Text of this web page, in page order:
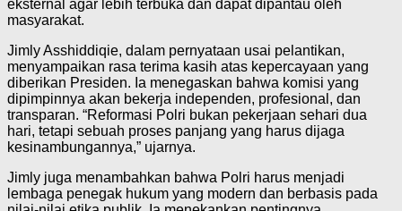
eksternal agar lebih terbuka dan dapat dipantau oleh
masyarakat.
Jimly Asshiddiqie, dalam pernyataan usai pelantikan,
menyampaikan rasa terima kasih atas kepercayaan yang
diberikan Presiden. Ia menegaskan bahwa komisi yang
dipimpinnya akan bekerja independen, profesional, dan
transparan. “Reformasi Polri bukan pekerjaan sehari dua
hari, tetapi sebuah proses panjang yang harus dijaga
kesinambungannya,” ujarnya.
Jimly juga menambahkan bahwa Polri harus menjadi
lembaga penegak hukum yang modern dan berbasis pada